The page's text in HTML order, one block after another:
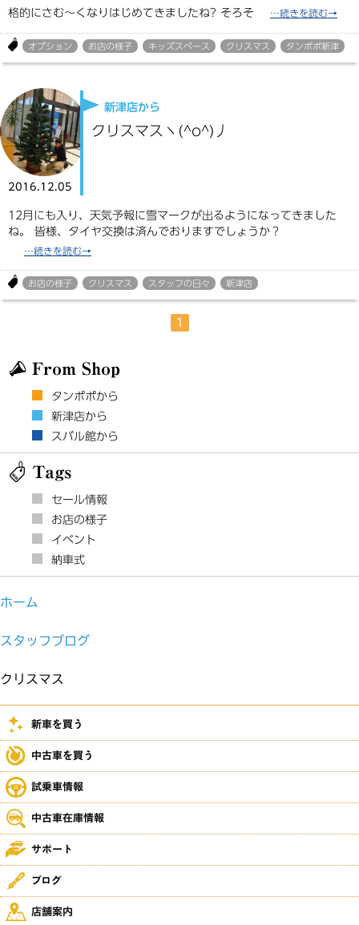
格的にさむ～くなりはじめてきましたね? そろそ
オプション お店の様子 キッズスペース クリスマス タンポポ新津
2016.12.05
新津店から
クリスマスヽ(^o^)丿
12月にも入り、天気予報に雪マークが出るようになってきました
ね。 皆様、タイヤ交換は済んでおりますでしょうか？
お店の様子 クリスマス スタッフの日々 新津店
1
From Shop
タンポポから
新津店から
スバル館から
Tags
セール情報
お店の様子
イベント
納車式
ホーム
スタッフブログ
クリスマス
新車を買う
中古車を買う
試乗車情報
中古車在庫情報
サポート
ブログ
店舗案内